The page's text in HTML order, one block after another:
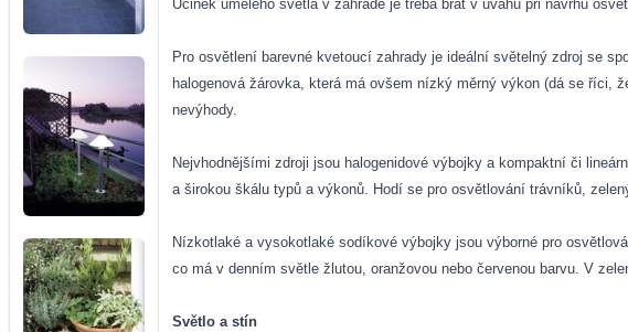
Účinek umělého světla v zahradě je třeba brát v úvahu při návrhu
Pro osvětlení barevné kvetoucí zahrady je ideální světelný zdroj se
halogenová žárovka, která má ovšem nízký měrný výkon (dá se říci,
nevýhody.
Nejvhodnějšími zdroji jsou halogenidové výbojky a kompaktní či
a širokou škálu typů a výkonů. Hodí se pro osvětlování trávníků,
Nízkotlaké a vysokotlaké sodíkové výbojky jsou výborné pro
co má v denním světle žlutou, oranžovou nebo červenou barvu. V
Světlo a stín